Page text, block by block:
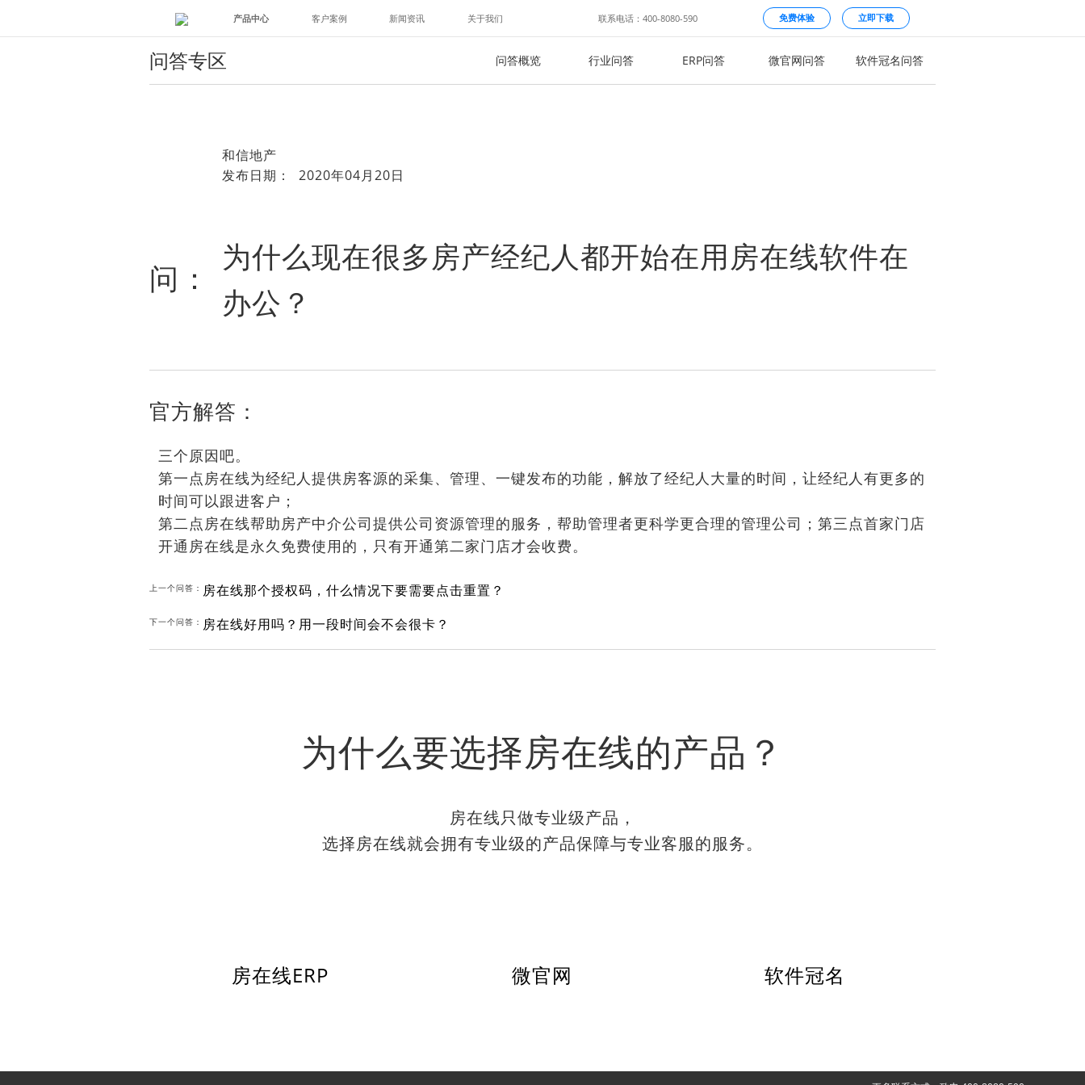
产品中心 客户案例 新闻资讯 关于我们 联系电话：400-8080-590 免费体验 立即下载
问答专区 问答概览 行业问答 ERP问答 微官网问答 软件冠名问答
和信地产
发布日期： 2020年04月20日
问：
为什么现在很多房产经纪人都开始在用房在线软件在
办公？
官方解答：
三个原因吧。
第一点房在线为经纪人提供房客源的采集、管理、一键发布的功能，解放了经纪人大量的时间，让经纪人有更多的
时间可以跟进客户；
第二点房在线帮助房产中介公司提供公司资源管理的服务，帮助管理者更科学更合理的管理公司；第三点首家门店
开通房在线是永久免费使用的，只有开通第二家门店才会收费。
上一个问答： 房在线那个授权码，什么情况下要需要点击重置？
下一个问答： 房在线好用吗？用一段时间会不会很卡？
为什么要选择房在线的产品？
房在线只做专业级产品，
选择房在线就会拥有专业级的产品保障与专业客服的服务。
房在线ERP 微官网 软件冠名